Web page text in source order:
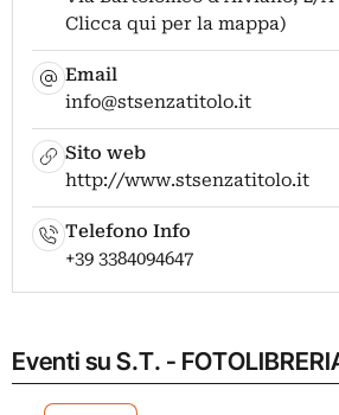
Clicca qui per la mappa)
Email
info@stsenzatitolo.it
Sito web
http://www.stsenzatitolo.it
Telefono Info
+39 3384094647
Eventi su S.T. -